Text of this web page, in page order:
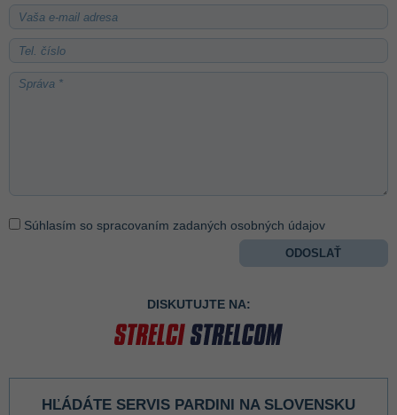
Súhlasím so spracovaním zadaných osobných údajov
DISKUTUJTE NA:
HĽÁDÁTE SERVIS PARDINI NA SLOVENSKU